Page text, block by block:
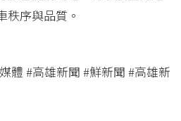
秩序與品質。
體 #高雄新聞 #鮮新聞 #高雄新